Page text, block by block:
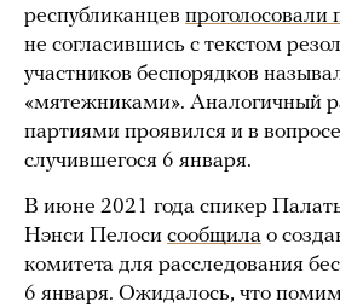
республиканцев проголосовали
не согласившись с текстом
участников беспорядков
«мятежниками». Аналогичный
партиями проявился и в
случившегося 6 января.
В июне 2021 года спикер
Нэнси Пелоси сообщила о
комитета для расследования
6 января. Ожидалось, что